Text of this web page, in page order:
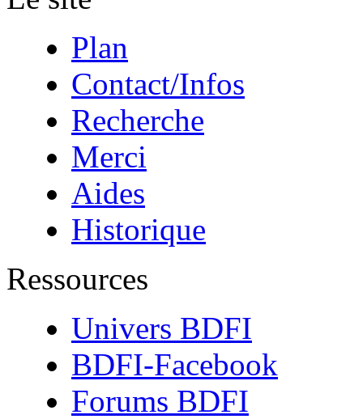
Plan
Contact/Infos
Recherche
Merci
Aides
Historique
Ressources
Univers BDFI
BDFI-Facebook
Forums BDFI